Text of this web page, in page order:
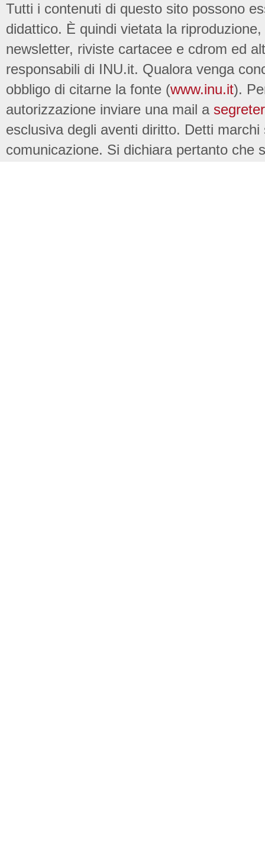
Tutti i contenuti di questo sito possono
didattico. È quindi vietata la
newsletter, riviste cartacee e cdrom ed
responsabili di INU.it. Qualora venga
obbligo di citarne la fonte (www.inu.it).
autorizzazione inviare una mail a
esclusiva degli aventi diritto. Detti
comunicazione. Si dichiara pertanto che